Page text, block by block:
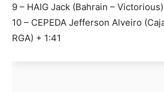
9 – HAIG Jack (Bahrain –
10 – CEPEDA Jefferson Alveiro
RGA) + 1:41